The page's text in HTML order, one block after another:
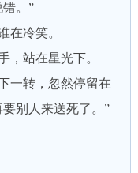
。”
冷笑。
站在星光下。
转，忽然停留在
别人来送死了。”